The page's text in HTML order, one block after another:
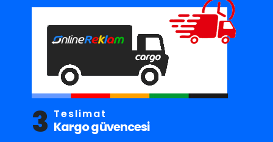
3 Teslimat
Kargo güvencesi